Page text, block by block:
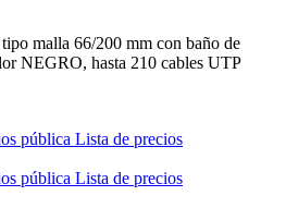
malla 66/200 mm con baño de
NEGRO, hasta 210 cables UTP
pública Lista de precios
pública Lista de precios